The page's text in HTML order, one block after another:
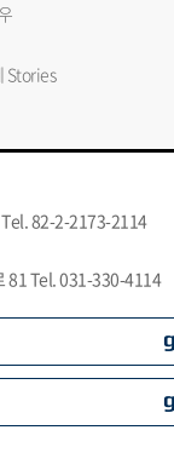
Stories
Tel. 82-2-2173-2114
81 Tel. 031-330-4114